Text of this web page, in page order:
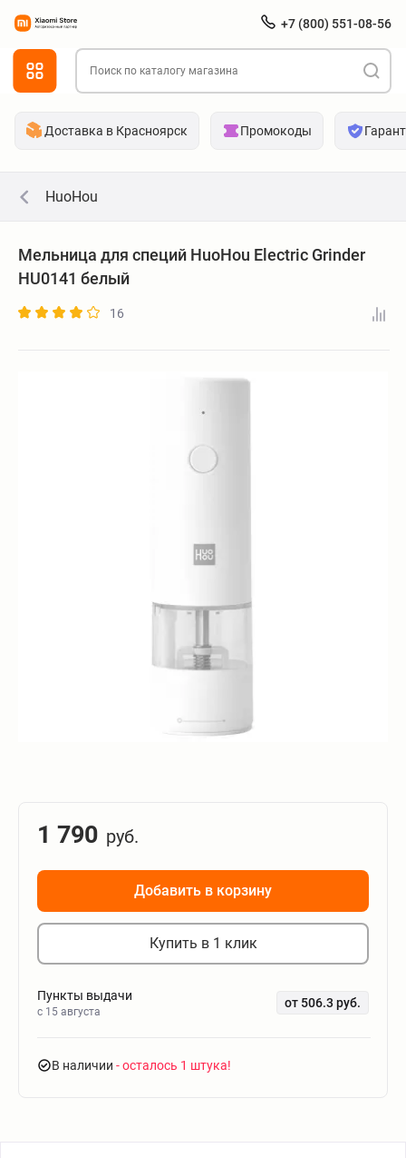
+7 (800) 551-08-56
Доставка в Красноярск Промокоды
HuoHou
Мельница для специй HuoHou Electric Grinder
HU0141 белый
16
1 790 руб.
Добавить в корзину
Купить в 1 клик
Пункты выдачи
c 15 августа
от 506.3 руб.
В наличии - осталось 1 штука